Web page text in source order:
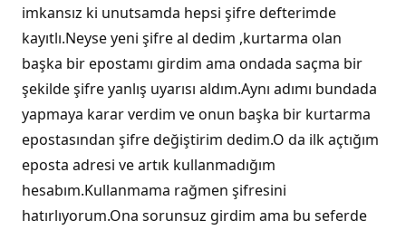
imkansız ki unutsamda hepsi şifre defterimde
kayıtlı.Neyse yeni şifre al dedim ,kurtarma olan
başka bir epostamı girdim ama ondada saçma bir
şekilde şifre yanlış uyarısı aldım.Aynı adımı bundada
yapmaya karar verdim ve onun başka bir kurtarma
epostasından şifre değiştirim dedim.O da ilk açtığım
eposta adresi ve artık kullanmadığım
hesabım.Kullanmama rağmen şifresini
hatırlıyorum.Ona sorunsuz girdim ama bu seferde